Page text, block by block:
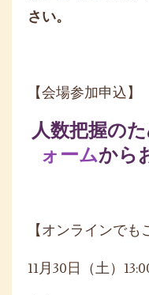
さい。
【会場参加申込】
人数把握の
ォームから
【オンラインでも
11月30日（土）